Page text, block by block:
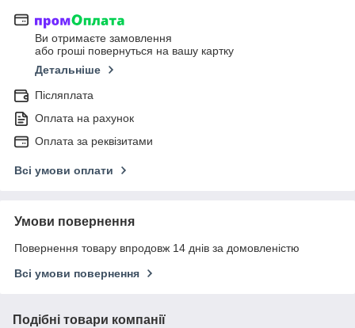
Ви отримаєте замовлення
або гроші повернуться на вашу картку
Детальніше
Післяплата
Оплата на рахунок
Оплата за реквізитами
Всі умови оплати
Умови повернення
Повернення товару впродовж 14 днів за домовленістю
Всі умови повернення
Подібні товари компанії